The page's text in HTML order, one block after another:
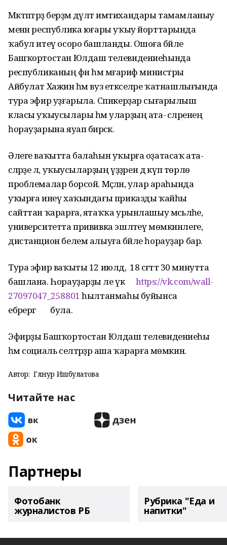
Мәктәптәрҙә берҙәм дәүләт имтихандары тамамланыу
менән республика юғары уҡыу йорттарында
ҡабул итеү осоро башланды. Ошоға бәйле
Башҡортостан Юлдаш телевидениеһында
республиканың фән һәм мәғариф министры
Айбулат Хажин һәм вуз етәкселәре ҡатнашлығында
тура эфир уҙғарыла. Спикерҙар сығарылыш
класы уҡыусылары һәм уларҙың ата- әсәләренең
һорауҙарына яуап бирәсәк.
Әлеге ваҡытта балаһын уҡырға оҙатасаҡ ата-
әсәләрҙе лә, уҡыусыларҙың үҙҙәрен дә күп төрлө
проблемалар борсой. Мәҫәлән, улар араһында
уҡырға инеү хаҡындағы приказды ҡайһы
сайттан ҡарарға, ятаҡҡа урынлашыу мәсьәләһе,
университетта прививка эшләтеү мөмкинлеге,
дистанцион белем алыуға бәйле һорауҙар бар.
Тура эфир ваҡыты 12 июлдә, 18 сәғәттә 30 минутта
башлана. Һорауҙарҙы әле үк https://vk.com/wall-
27097047_258801 һылтанмаһы буйынса
ебәрергә була.
Эфирҙы Башҡортостан Юлдаш телевидениеһы
һәм социаль селтәрҙәр аша ҡарарға мөмкин.
Автор: Гөлнур Ишбулатова
Читайте нас
Партнеры
Фотобанк
журналистов РБ
Рубрика "Еда и
напитки"